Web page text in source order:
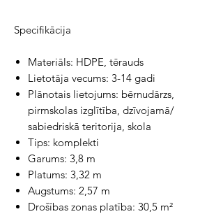
Specifikācija
Materiāls: HDPE, tērauds
Lietotāja vecums: 3-14 gadi
Plānotais lietojums: bērnudārzs,
pirmskolas izglītība, dzīvojamā/
sabiedriskā teritorija, skola
Tips: komplekti
Garums: 3,8 m
Platums: 3,32 m
Augstums: 2,57 m
Drošības zonas platība: 30,5 m²